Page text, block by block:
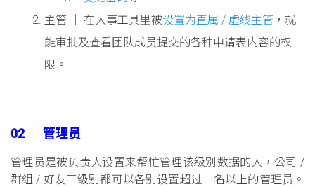
主管 │ 在人事工具里被设置为直属 / 虚线主管 ，就
能审批及查看团队成员提交的各种申请表内容的权
限。
02 │ 管理员
管理员是被负责人设置来帮忙管理该级别数据的人，公司 /
群组 / 好友三级别都可以各别设置超过一名以上的管理员。